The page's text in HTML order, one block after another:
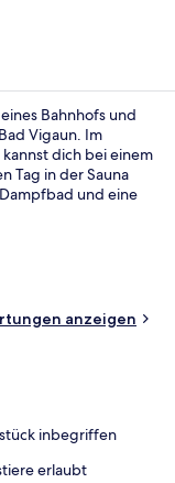
Bahnhofs und
Vigaun. Im
dich bei einem
Tag in der Sauna
und eine
anzeigen
inbegriffen
erlaubt